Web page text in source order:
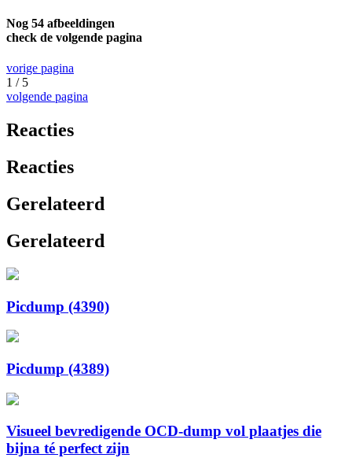
Nog 54 afbeeldingen
check de volgende pagina
vorige pagina
1 / 5
volgende pagina
Reacties
Reacties
Gerelateerd
Gerelateerd
Picdump (4390)
Picdump (4389)
Visueel bevredigende OCD-dump vol plaatjes die
bijna té perfect zijn